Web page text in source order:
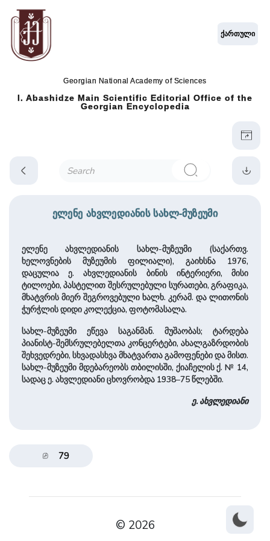
Georgian National Academy of Sciences
I. Abashidze Main Scientific Editorial Office of the
Georgian Encyclopedia
ქართული
ელენე ახვლედიანის სახლ-მუზეუმი
ელენე ახვლედიანის სახლ-მუზეუმი (საქართვ.
ხელოვნების მუზეუმის ფილიალი), გაიხსნა 1976,
დაცულია ე. ახვლედიანის ბინის ინტერიერი, მისი
ტილოები, პასტელით შესრულებული სურათები, გრაფიკა,
მხატვრის მიერ შეგროვებული ხალხ. კერამ. და ლითონის
ჭურჭლის დიდი კოლექცია, ფოტომასალა.
სახლ-მუზეუმი ეწევა საგანმან. მუშაობას; ტარდება
პიანისტ-შემსრულებელთა კონცერტები, ახალგაზრდობის
შეხვედრები, სხვადასხვა მხატვართა გამოფენები და მისთ.
სახლ-მუზეუმი მდებარეობს თბილისში, ქიაჩელის ქ. № 14,
სადაც ე. ახვლედიანი ცხოვრობდა 1938–75 წლებში.
ე. ახვლედიანი
79
© 2026